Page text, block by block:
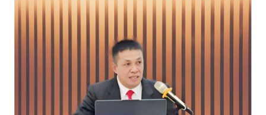
BAJO